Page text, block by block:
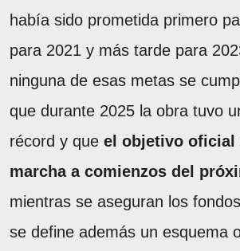
había sido prometida primero
para 2021 y más tarde para
ninguna de esas metas se
que durante 2025 la obra tuvo
récord y que el objetivo oficial
marcha a comienzos del
mientras se aseguran los
se define además un esquema